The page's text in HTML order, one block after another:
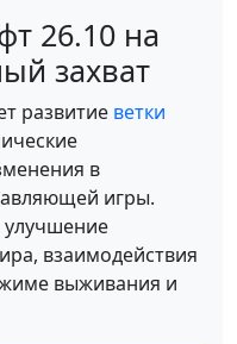
26.10 на
захват
развитие ветки
в
игры.
взаимодействия
выживания и